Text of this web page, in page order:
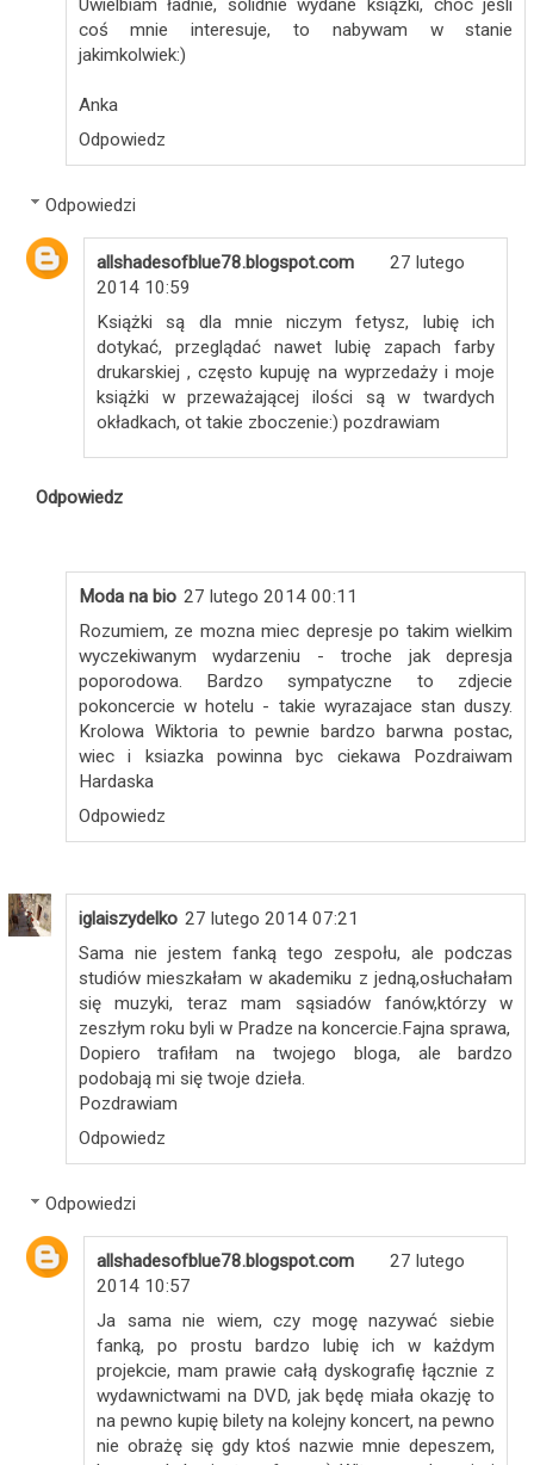
Uwielbiam ładnie, solidnie wydane książki, choc jeśli
coś mnie interesuje, to nabywam w stanie
jakimkolwiek:)
Anka
Odpowiedz
Odpowiedzi
allshadesofblue78.blogspot.com
27 lutego
2014 10:59
Książki są dla mnie niczym fetysz, lubię ich
dotykać, przeglądać nawet lubię zapach farby
drukarskiej , często kupuję na wyprzedaży i moje
książki w przeważającej ilości są w twardych
okładkach, ot takie zboczenie:) pozdrawiam
Odpowiedz
Moda na bio 27 lutego 2014 00:11
Rozumiem, ze mozna miec depresje po takim wielkim
wyczekiwanym wydarzeniu - troche jak depresja
poporodowa. Bardzo sympatyczne to zdjecie
pokoncercie w hotelu - takie wyrazajace stan duszy.
Krolowa Wiktoria to pewnie bardzo barwna postac,
wiec i ksiazka powinna byc ciekawa Pozdraiwam
Hardaska
Odpowiedz
iglaiszydelko 27 lutego 2014 07:21
Sama nie jestem fanką tego zespołu, ale podczas
studiów mieszkałam w akademiku z jedną,osłuchałam
się muzyki, teraz mam sąsiadów fanów,którzy w
zeszłym roku byli w Pradze na koncercie.Fajna sprawa,
Dopiero trafiłam na twojego bloga, ale bardzo
podobają mi się twoje dzieła.
Pozdrawiam
Odpowiedz
Odpowiedzi
allshadesofblue78.blogspot.com
27 lutego
2014 10:57
Ja sama nie wiem, czy mogę nazywać siebie
fanką, po prostu bardzo lubię ich w każdym
projekcie, mam prawie całą dyskografię łącznie z
wydawnictwami na DVD, jak będę miała okazję to
na pewno kupię bilety na kolejny koncert, na pewno
nie obrażę się gdy ktoś nazwie mnie depeszem,